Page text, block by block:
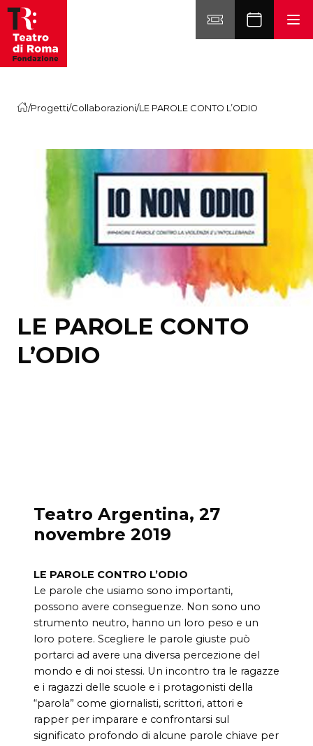
Vai al contenuto
/Progetti/Collaborazioni/LE PAROLE CONTO L’ODIO
LE PAROLE CONTO
L’ODIO
Teatro Argentina, 27
novembre 2019
LE PAROLE CONTRO L’ODIO
Le parole che usiamo sono importanti,
possono avere conseguenze. Non sono uno
strumento neutro, hanno un loro peso e un
loro potere. Scegliere le parole giuste può
portarci ad avere una diversa percezione del
mondo e di noi stessi. Un incontro tra le ragazze
e i ragazzi delle scuole e i protagonisti della
“parola” come giornalisti, scrittori, attori e
rapper per imparare e confrontarsi sul
significato profondo di alcune parole chiave per